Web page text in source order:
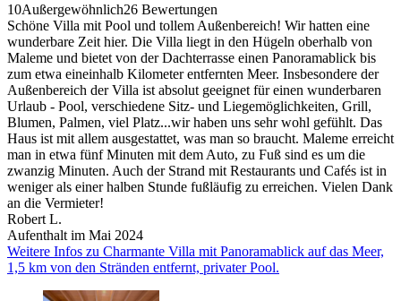
10Außergewöhnlich26 Bewertungen
Schöne Villa mit Pool und tollem Außenbereich! Wir hatten eine
wunderbare Zeit hier. Die Villa liegt in den Hügeln oberhalb von
Maleme und bietet von der Dachterrasse einen Panoramablick bis
zum etwa eineinhalb Kilometer entfernten Meer. Insbesondere der
Außenbereich der Villa ist absolut geeignet für einen wunderbaren
Urlaub - Pool, verschiedene Sitz- und Liegemöglichkeiten, Grill,
Blumen, Palmen, viel Platz...wir haben uns sehr wohl gefühlt. Das
Haus ist mit allem ausgestattet, was man so braucht. Maleme erreicht
man in etwa fünf Minuten mit dem Auto, zu Fuß sind es um die
zwanzig Minuten. Auch der Strand mit Restaurants und Cafés ist in
weniger als einer halben Stunde fußläufig zu erreichen. Vielen Dank
an die Vermieter!
Robert L.
Aufenthalt im Mai 2024
Weitere Infos zu Charmante Villa mit Panoramablick auf das Meer,
1,5 km von den Stränden entfernt, privater Pool.